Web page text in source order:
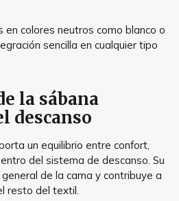
en colores neutros como blanco o
sencilla en cualquier tipo
la sábana
descanso
un equilibrio entre confort,
del sistema de descanso. Su
de la cama y contribuye a
resto del textil.